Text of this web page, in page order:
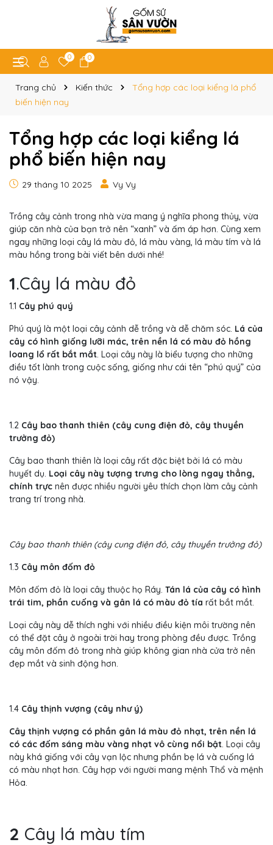
0 0
Trang chủ Kiến thức
Tổng hợp các loại kiểng lá phổ
biến hiện nay
Tổng hợp các loại kiểng lá
phổ biến hiện nay
29 tháng 10 2025 Vy Vy
Trồng cây cảnh trong nhà vừa mang ý nghĩa phong thủy, vừa
giúp căn nhà của bạn trở nên “xanh” và ấm áp hơn. Cùng xem
ngay những loại cây lá màu đỏ, lá màu vàng, lá màu tím và lá
màu hồng trong bài viết bên dưới nhé!
1.Cây lá màu đỏ
1.1 Cây phú quý
Phú quý là một loại cây cảnh dễ trồng và dễ chăm sóc. Lá của
cây có hình giống lưỡi mác, trên nền lá có màu đỏ hồng
loang lổ rất bắt mắt. Loại cây này là biểu tượng cho những
điều tốt lành trong cuộc sống, giống như cái tên “phú quý” của
nó vậy.
1.2 Cây bao thanh thiên (cây cung điện đỏ, cây thuyền
trưởng đỏ)
Cây bao thanh thiên là loại cây rất đặc biệt bởi lá có màu
huyết dụ. Loại cây này tượng trưng cho lòng ngay thẳng,
chính trực nên được nhiều người yêu thích chọn làm cây cảnh
trang trí trong nhà.
Cây bao thanh thiên (cây cung điện đỏ, cây thuyền trưởng đỏ)
1.3 Cây môn đốm đỏ
Môn đốm đỏ là loại cây thuộc họ Ráy. Tán lá của cây có hình
trái tim, phần cuống và gân lá có màu đỏ tía rất bắt mắt.
Loại cây này dễ thích nghi với nhiều điều kiện môi trường nên
có thể đặt cây ở ngoài trời hay trong phòng đều được. Trồng
cây môn đốm đỏ trong nhà giúp không gian nhà cửa trở nên
đẹp mắt và sinh động hơn.
1.4 Cây thịnh vượng (cây như ý)
Cây thịnh vượng có phần gân lá màu đỏ nhạt, trên nền lá
có các đốm sáng màu vàng nhạt vô cùng nổi bật. Loại cây
này khá giống với cây vạn lộc nhưng phần bẹ lá và cuống lá
có màu nhạt hơn. Cây hợp với người mang mệnh Thổ và mệnh
Hỏa.
2 Cây lá màu tím